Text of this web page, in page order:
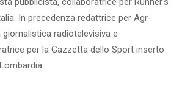
In precedenza redattrice per Agr-
giornalistica radiotelevisiva e
per la Gazzetta dello Sport inserto